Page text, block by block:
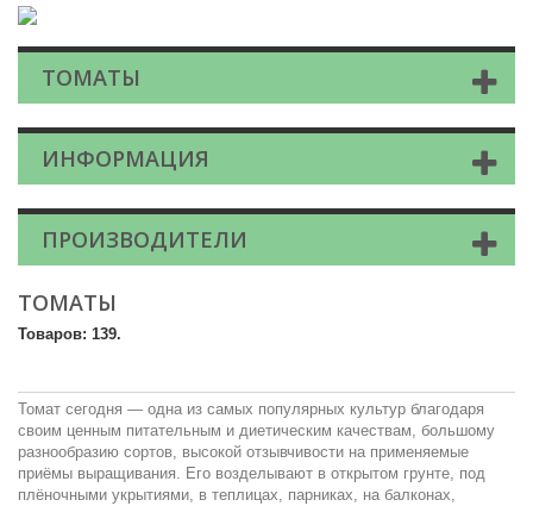
ТОМАТЫ
ИНФОРМАЦИЯ
ПРОИЗВОДИТЕЛИ
ТОМАТЫ
Товаров: 139.
Томат сегодня — одна из самых популярных культур благодаря
своим ценным питательным и диетическим качествам, большому
разнообразию сортов, высокой отзывчивости на применяемые
приёмы выращивания. Его возделывают в открытом грунте, под
плёночными укрытиями, в теплицах, парниках, на балконах,